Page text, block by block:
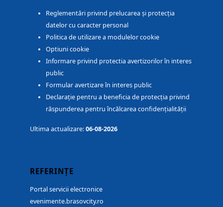
Reglementări privind prelucarea și protecția
datelor cu caracter personal
Politica de utilizare a modulelor cookie
Optiuni cookie
Informare privind protectia avertizorilor în interes
public
Formular avertizare în interes public
Declarație pentru a beneficia de protecția privind
răspunderea pentru încălcarea confidențialității
Ultima actualizare:06-08-2026
REFERINȚE
Portal servicii electronice
evenimente.brasovcity.ro